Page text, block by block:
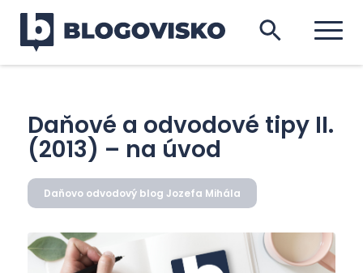
Daňové a odvodové tipy II.
(2013) – na úvod
Daňovo odvodový blog Jozefa Mihála